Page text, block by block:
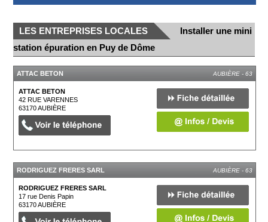
LES ENTREPRISES LOCALES
Installer une mini
station épuration en Puy de Dôme
ATTAC BETON AUBIÈRE - 63
ATTAC BETON
42 RUE VARENNES
63170AUBIÈRE
RODRIGUEZ FRERES SARL AUBIÈRE - 63
RODRIGUEZ FRERES SARL
17 rue Denis Papin
63170AUBIÈRE